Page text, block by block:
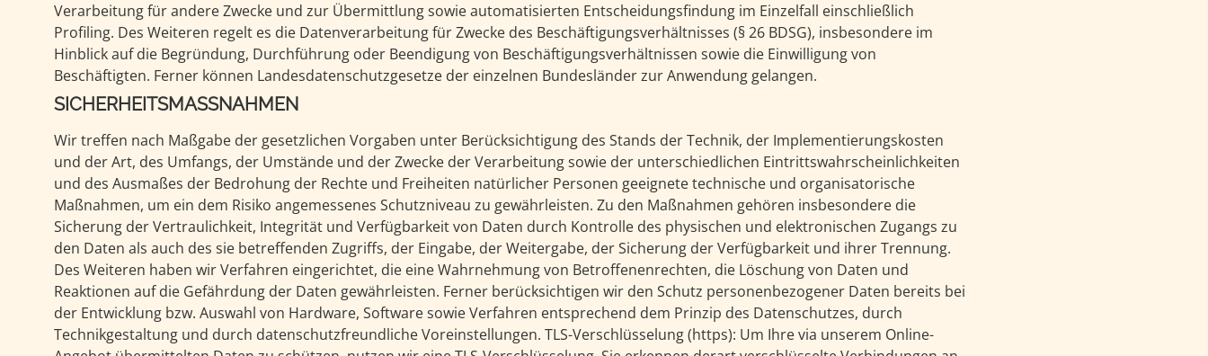
Verarbeitung für andere Zwecke und zur Übermittlung sowie automatisierten Entscheidungsfindung im Einzelfall einschließlich
Profiling. Des Weiteren regelt es die Datenverarbeitung für Zwecke des Beschäftigungsverhältnisses (§ 26 BDSG), insbesondere im
Hinblick auf die Begründung, Durchführung oder Beendigung von Beschäftigungsverhältnissen sowie die Einwilligung von
Beschäftigten. Ferner können Landesdatenschutzgesetze der einzelnen Bundesländer zur Anwendung gelangen.
SICHERHEITSMASSNAHMEN
Wir treffen nach Maßgabe der gesetzlichen Vorgaben unter Berücksichtigung des Stands der Technik, der Implementierungskosten
und der Art, des Umfangs, der Umstände und der Zwecke der Verarbeitung sowie der unterschiedlichen Eintrittswahrscheinlichkeiten
und des Ausmaßes der Bedrohung der Rechte und Freiheiten natürlicher Personen geeignete technische und organisatorische
Maßnahmen, um ein dem Risiko angemessenes Schutzniveau zu gewährleisten. Zu den Maßnahmen gehören insbesondere die
Sicherung der Vertraulichkeit, Integrität und Verfügbarkeit von Daten durch Kontrolle des physischen und elektronischen Zugangs zu
den Daten als auch des sie betreffenden Zugriffs, der Eingabe, der Weitergabe, der Sicherung der Verfügbarkeit und ihrer Trennung.
Des Weiteren haben wir Verfahren eingerichtet, die eine Wahrnehmung von Betroffenenrechten, die Löschung von Daten und
Reaktionen auf die Gefährdung der Daten gewährleisten. Ferner berücksichtigen wir den Schutz personenbezogener Daten bereits bei
der Entwicklung bzw. Auswahl von Hardware, Software sowie Verfahren entsprechend dem Prinzip des Datenschutzes, durch
Technikgestaltung und durch datenschutzfreundliche Voreinstellungen. TLS-Verschlüsselung (https): Um Ihre via unserem Online-